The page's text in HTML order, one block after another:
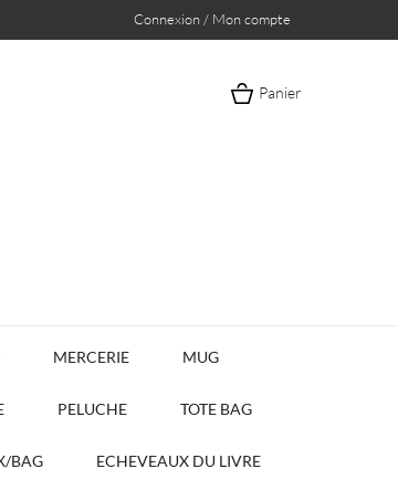
Connexion / Mon compte
Panier
MERCERIE MUG
PELUCHE TOTE BAG
BAG ECHEVEAUX DU LIVRE